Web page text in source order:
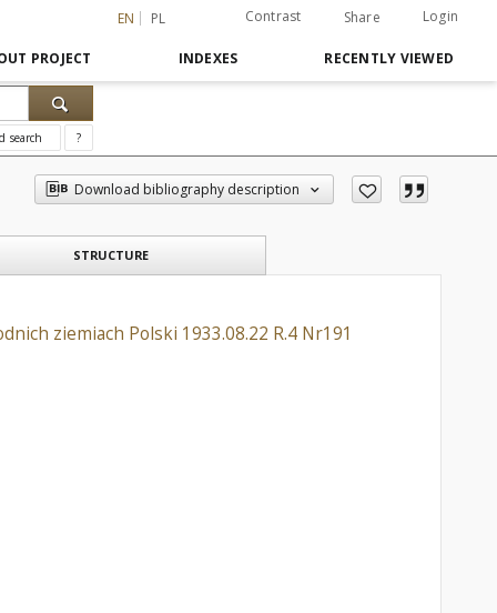
EN PL Contrast Share Login
PROJECT INDEXES RECENTLY VIEWED
search ?
Download bibliography description
STRUCTURE
ziemiach Polski 1933.08.22 R.4 Nr191